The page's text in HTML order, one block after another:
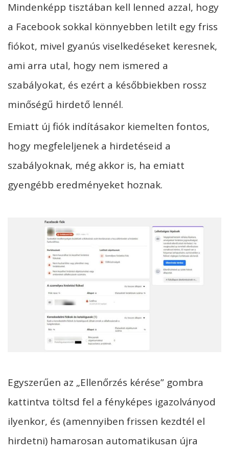
Mindenképp tisztában kell lenned azzal, hogy
a Facebook sokkal könnyebben letilt egy friss
fiókot, mivel gyanús viselkedéseket keresnek,
ami arra utal, hogy nem ismered a
szabályokat, és ezért a későbbiekben rossz
minőségű hirdető lennél.
Emiatt új fiók indításakor kiemelten fontos,
hogy megfeleljenek a hirdetéseid a
szabályoknak, még akkor is, ha emiatt
gyengébb eredményeket hoznak.
Egyszerűen az „Ellenőrzés kérése” gombra
kattintva töltsd fel a fényképes igazolványod
ilyenkor, és (amennyiben frissen kezdtél el
hirdetni) hamarosan automatikusan újra